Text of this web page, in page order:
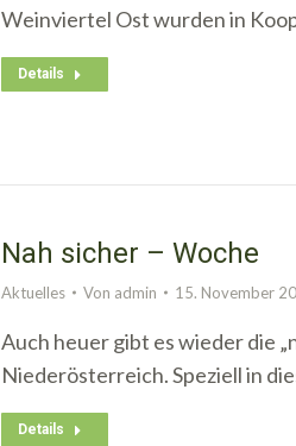
Weinviertel Ost wurden in
Details
Nah sicher – Woche
Aktuelles Von admin 15. November
Auch heuer gibt es wieder die
Niederösterreich. Speziell in
Details